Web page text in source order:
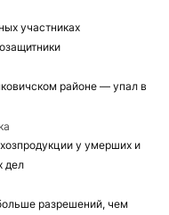
участниках
районе — упал в
у умерших и
дел
разрешений, чем